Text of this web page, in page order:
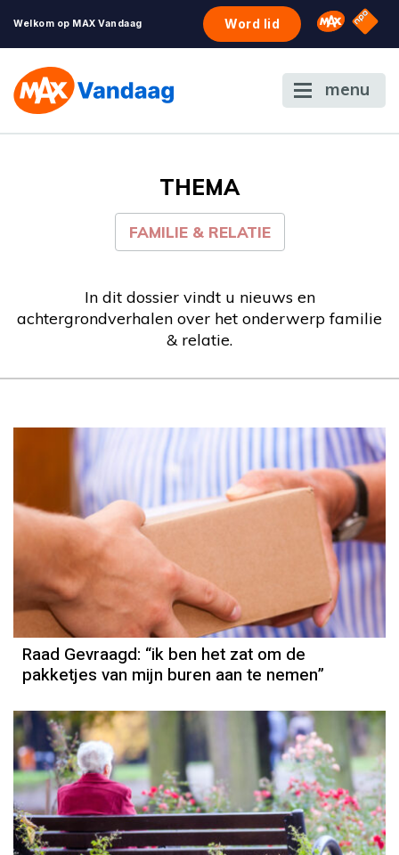
Welkom op MAX Vandaag Word lid Omroep
NPO
menu
THEMA
FAMILIE & RELATIE
In dit dossier vindt u nieuws en
achtergrondverhalen over het onderwerp familie
& relatie.
Raad Gevraagd: “ik ben het zat om de
pakketjes van mijn buren aan te nemen”